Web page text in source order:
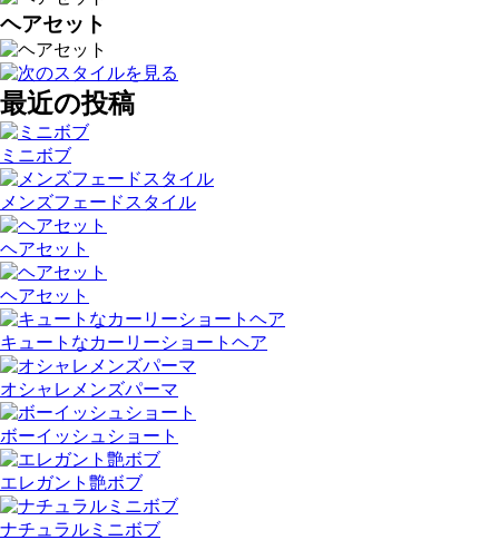
ヘアセット
最近の投稿
ミニボブ
メンズフェードスタイル
ヘアセット
ヘアセット
キュートなカーリーショートヘア
オシャレメンズパーマ
ボーイッシュショート
エレガント艶ボブ
ナチュラルミニボブ